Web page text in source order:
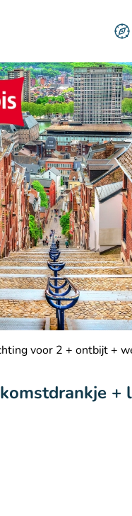
voor 2 + ontbijt +
+